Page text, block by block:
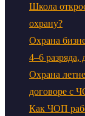
Школа
охрану?
Охрана
4–6 разряда,
Охрана
договоре с
Как ЧОП